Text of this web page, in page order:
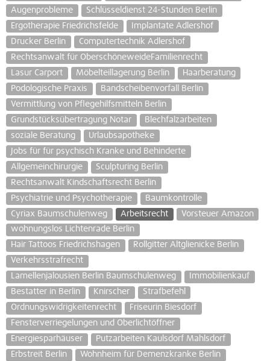
Augenprobleme
Schlüsseldienst 24-Stunden Berlin
Ergotherapie Friedrichsfelde
Implantate Adlershof
Drucker Berlin
Computertechnik Adlershof
Rechtsanwalt für OberschöneweideFamilienrecht
Lasur Carport
Möbelteillagerung Berlin
Haarberatung
Podologische Praxis
Bandscheibenvorfall Berlin
Vermittlung von Pflegehilfsmitteln Berlin
Grundstücksübertragung Notar
Blechfalzarbeiten
soziale Beratung
Urlaubsapotheke
Jobs für für psychisch Kranke und Behinderte
Allgemeinchirurgie
Sculpturing Berlin
Rechtsanwalt Kindschaftsrecht Berlin
Psychiatrie und Psychotherapie
Baumkontrolle
Cyriax Baumschulenweg
Arbeitsrecht
Vorsteuer Amazon
wohnungslos Lichtenrade Berlin
Hair Tattoos Friedrichshagen
Rollgitter Altglienicke Berlin
Verkehrsstrafrecht
Lamellenjalousien Berlin Baumschulenweg
Immobilienkauf
Bestatter in Berlin
Knirscher
Strafbefehl
Ordnungswidrigkeitenrecht
Friseurin Biesdorf
Fensterverriegelungen und Oberlichtöffner
Energiesparhäuser
Putzarbeiten Kaulsdorf Mahlsdorf
Erbstreit Berlin
Wohnheim für Demenzkranke Berlin